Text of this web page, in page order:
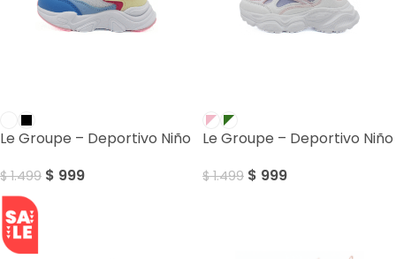
Le Groupe – Deportivo Niño
$1.499 $ 999
Le Groupe – Deportivo Niño
$1.499 $ 999